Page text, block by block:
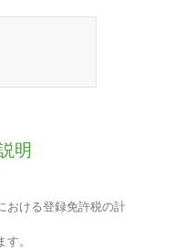
明
おける登録免許税の計
。